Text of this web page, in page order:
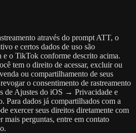
através do prompt ATT, o
e certos dados de uso são
e o TikTok conforme descrito acima.
tem o direito de acessar, excluir ou
ou compartilhamento de seus
o consentimento de rastreamento
de Ajustes do iOS → Privacidade e
Para dados já compartilhados com a
exercer seus direitos diretamente com
mais perguntas, entre em contato